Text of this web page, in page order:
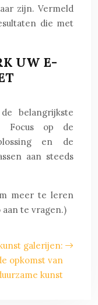
zijn. Vermeld
die met
UW E-
belangrijkste
Focus op de
en de
aan steeds
meer te leren
aan te vragen.)
galerijen:
opkomst van
kunst